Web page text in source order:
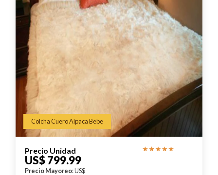
Colcha Cuero Alpaca Bebe
Precio Unidad
US$ 799.99
Precio Mayoreo: US$